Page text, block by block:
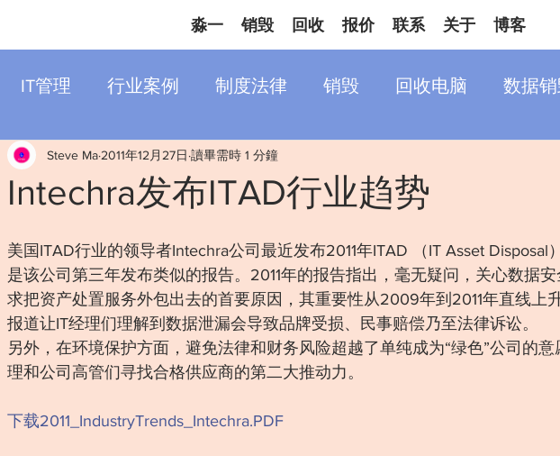
淼一 销毁 回收 报价 联系 关于 博客
IT管理 行业案例 制度法律 销毁 回收电脑 数据
Intechra发布ITAD行业趋势
Steve Ma 2011年12月27日 讀畢需時 1 分鐘
美国ITAD行业的领导者Intechra公司最近发布2011年ITAD （IT Asset Disposal
是该公司第三年发布类似的报告。2011年的报告指出，毫无疑问，关心数据
求把资产处置服务外包出去的首要原因，其重要性从2009年到2011年直线上
报道让IT经理们理解到数据泄漏会导致品牌受损、民事赔偿乃至法律诉讼。
另外，在环境保护方面，避免法律和财务风险超越了单纯成为“绿色”公司的意
理和公司高管们寻找合格供应商的第二大推动力。
下载2011_IndustryTrends_Intechra.PDF